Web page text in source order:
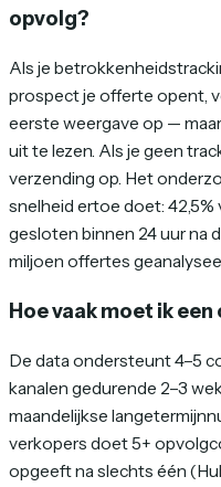
opvolg?
Als je
prospect je offerte opent,
eerste weergave op —
uit te lezen. Als je geen
verzending op. Het
snelheid ertoe doet:
gesloten binnen 24 uur na
miljoen offertes
Hoe vaak moet ik
De data ondersteunt 4–5
kanalen gedurende 2–3
maandelijkse
verkopers doet 5+
opgeeft na slechts één